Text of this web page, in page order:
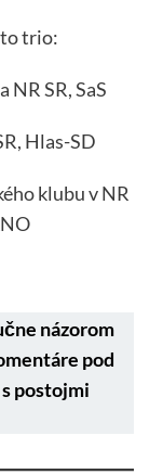
trio:
SR, SaS
Hlas-SD
klubu v NR
názorom
pod
postojmi